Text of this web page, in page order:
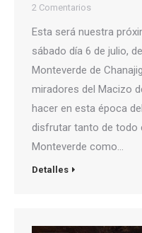
2 Comentarios
Esta será nuestra
sábado día 6 de julio,
Monteverde de
miradores del Macizo
hacer en esta época
disfrutar tanto de todo
Monteverde como…
Detalles